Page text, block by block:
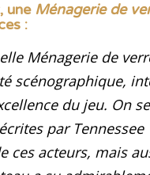
une Ménagerie de
:
Ménagerie de
scénographique,
du jeu. On
par Tennessee
ces acteurs, mais